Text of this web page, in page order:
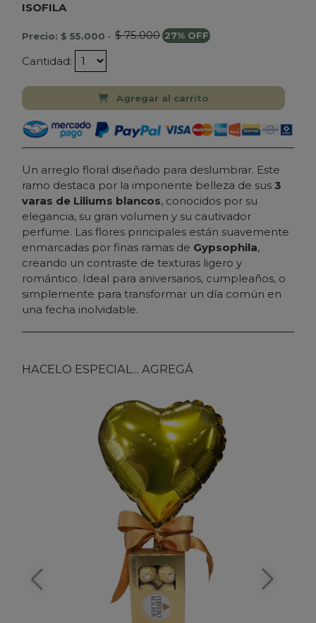
ISOFILA
Precio: $ 55.000 - $ 75.000 27% OFF
Cantidad:
Agregar al carrito
Un arreglo floral diseñado para deslumbrar. Este
ramo destaca por la imponente belleza de sus 3
varas de Liliums blancos, conocidos por su
elegancia, su gran volumen y su cautivador
perfume. Las flores principales están suavemente
enmarcadas por finas ramas de Gypsophila,
creando un contraste de texturas ligero y
romántico. Ideal para aniversarios, cumpleaños, o
simplemente para transformar un día común en
una fecha inolvidable.
HACELO ESPECIAL... AGREGÁ